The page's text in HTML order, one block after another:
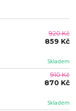
Skladem
920 Kč
859 Kč
Skladem
910 Kč
870 Kč